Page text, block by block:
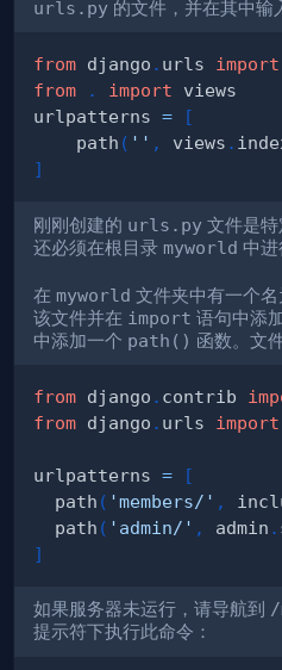
urls.py 的文件，并在其中输
from django . urls import
from
. import
urlpatterns =
[
    path
( '' , views .
]
刚刚创建的 urls.py 文件是
还必须在根目录 myworld 中进
在 myworld 文件夹中有一个名
该文件并在 import 语句中添
中添加一个 path() 函数。文
from django . contrib
from django . urls import
urlpatterns =
[
  path
( 'members/' ,
  path
( 'admin/' , admin .
]
如果服务器未运行，请导航到 /
提示符下执行此命令：